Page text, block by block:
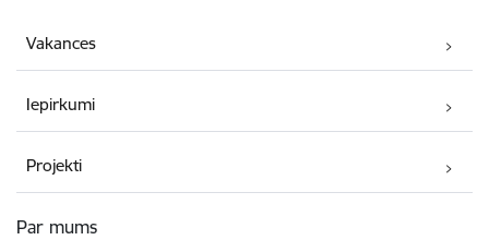
Vakances
Iepirkumi
Projekti
Par mums